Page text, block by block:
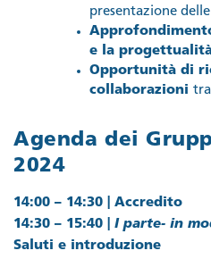
presentazione
e la
Opportunità di
collaborazioni
Agenda dei
2024
14:00 – 14:30 | Accredito
14:30 – 15:40 |
I parte- in
Saluti e introduzione